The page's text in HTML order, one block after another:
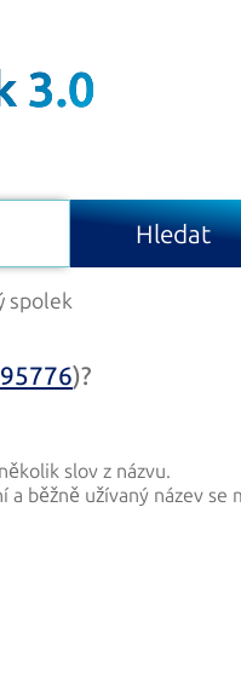
3.0
Hledat
spolek
)?
slov z názvu.
a běžně užívaný název se